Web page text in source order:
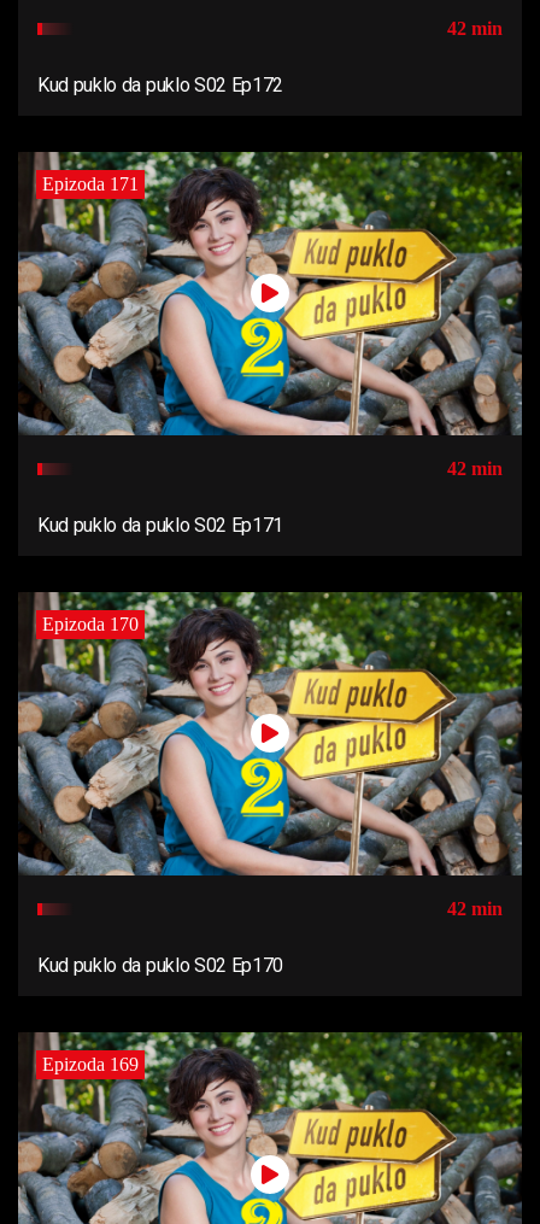
42 min
Kud puklo da puklo S02 Ep172
Epizoda 171
42 min
Kud puklo da puklo S02 Ep171
Epizoda 170
42 min
Kud puklo da puklo S02 Ep170
Epizoda 169